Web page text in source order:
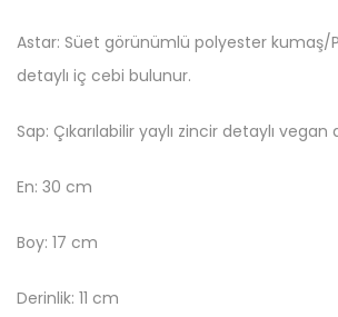
Astar: Süet görünümlü polyester kumaş/
detaylı iç cebi bulunur.
Sap: Çıkarılabilir yaylı zincir detaylı vegan
En: 30 cm
Boy: 17 cm
Derinlik: 11 cm